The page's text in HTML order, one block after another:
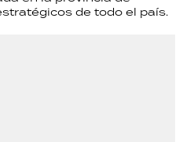
de todo el país.